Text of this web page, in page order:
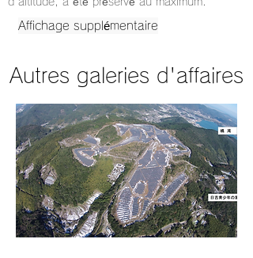
Affichage supplémentaire
Autres galeries d'affaires